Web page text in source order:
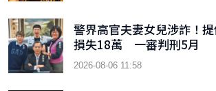
警界高官夫妻女兒涉詐！
損失18萬 一審判刑5月
2026-08-06 11:58